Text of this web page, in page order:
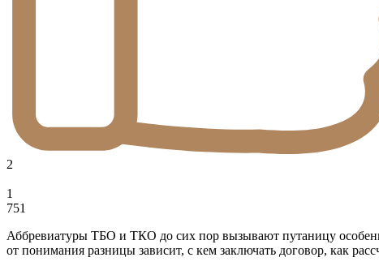
2
1
751
Аббревиатуры ТБО и ТКО до сих пор вызывают путаницу
от понимания разницы зависит, с кем заключать договор, как